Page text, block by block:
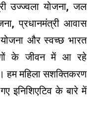
उज्ज्वला योजना,जल
,प्रधानमंत्री आवास
और स्वच्छ भारत
के जीवन में आ रहे
हम महिला सशक्तिकरण
इनिशिएटिव के बारे में